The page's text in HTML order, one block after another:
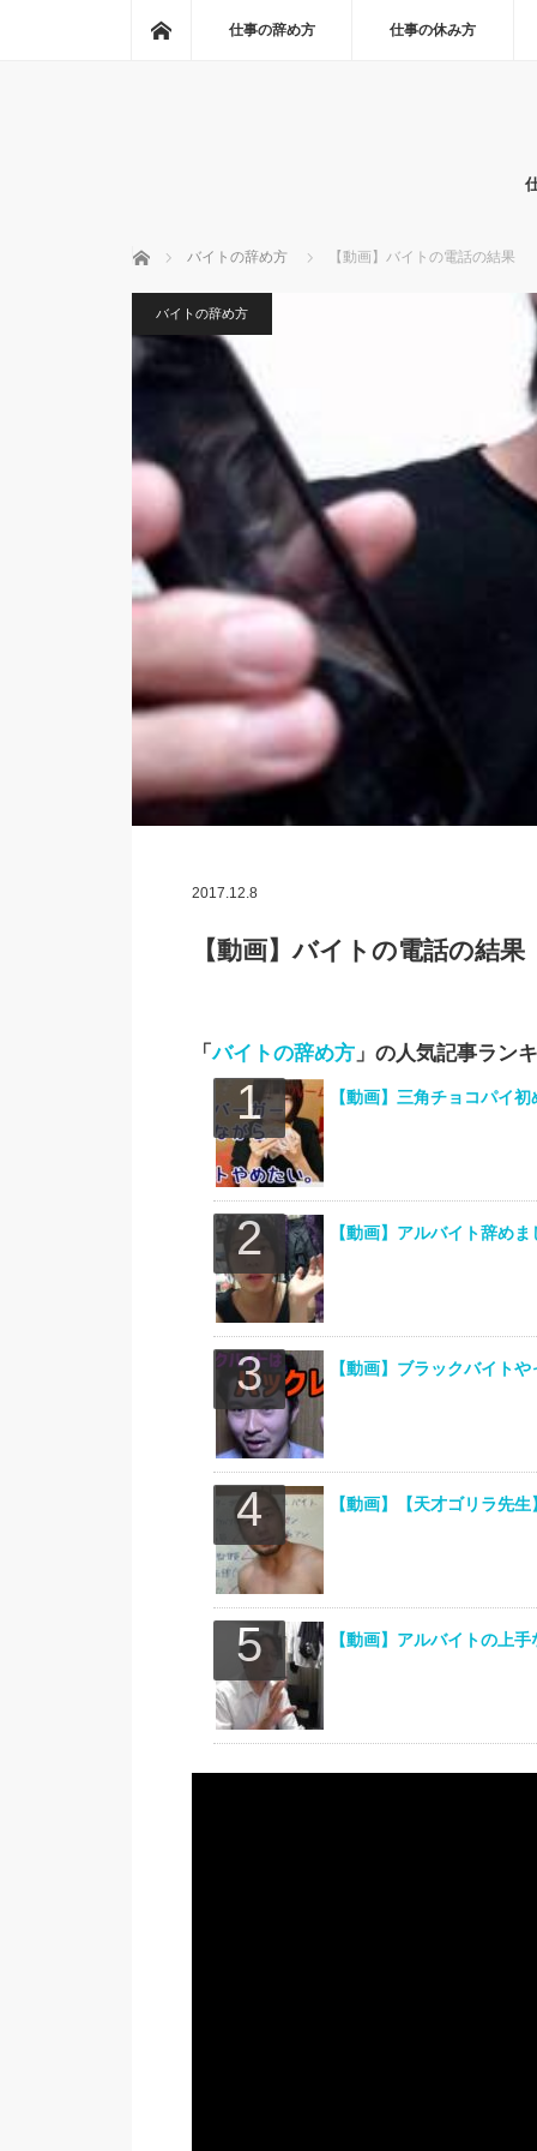
ホーム仕事の辞め方 仕事の休み方
ホーム バイトの辞め方 【動画】バイトの電話の結果
バイトの辞め方
2017.12.8
【動画】バイトの電話の結果
「バイトの辞め方」の人気記事ラン
【動画】三角チョコパイ
【動画】アルバイト辞めま
【動画】ブラックバイト
【動画】【天才ゴリラ先
【動画】アルバイトの上